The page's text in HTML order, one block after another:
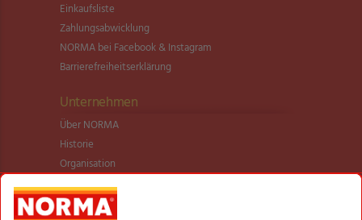
Einkaufsliste
Zahlungsabwicklung
NORMA bei Facebook & Instagram
Barrierefreiheitserklärung
Unternehmen
Über NORMA
Historie
Organisation
International
Logistik